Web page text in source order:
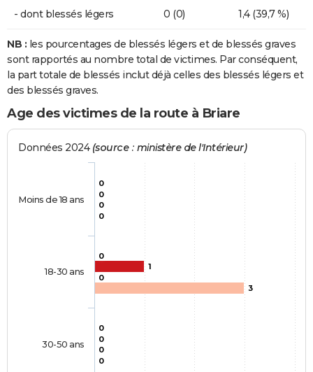
- dont blessés légers 0 (0) 1,4 (39,7 %)
NB : les pourcentages de blessés légers et de blessés graves
sont rapportés au nombre total de victimes. Par conséquent,
la part totale de blessés inclut déjà celles des blessés légers et
des blessés graves.
Age des victimes de la route à Briare
Données 2024 (source : ministère de l'Intérieur)
0
0
0
0
1
0
0
0
0
0
3
0
Moins de 18 ans
18-30 ans
30-50 ans